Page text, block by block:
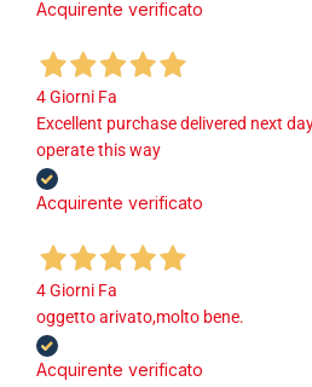
Acquirente verificato
4 Giorni Fa
Excellent purchase delivered next
operate this way
Acquirente verificato
4 Giorni Fa
oggetto arivato,molto bene.
Acquirente verificato